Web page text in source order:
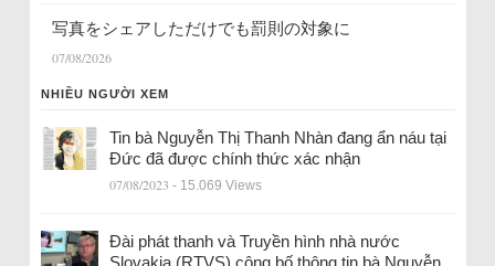
写真をシェアしただけでも罰則の対象に
07/08/2026
NHIỀU NGƯỜI XEM
Tin bà Nguyễn Thị Thanh Nhàn đang ẩn náu tại
Đức đã được chính thức xác nhận
07/08/2023 - 15.069 Views
Đài phát thanh và Truyền hình nhà nước
Slovakia (RTVS) công bố thông tin bà Nguyễn